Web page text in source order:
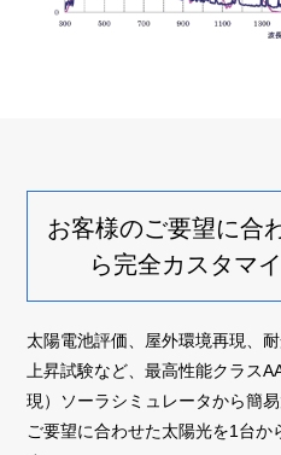
お客様のご要望に合
ら完全カスタマ
太陽電池評価、屋外環境再現、
上昇試験など、最高性能クラス
現）ソーラシミュレータから簡
ご要望に合わせた太陽光を1台か